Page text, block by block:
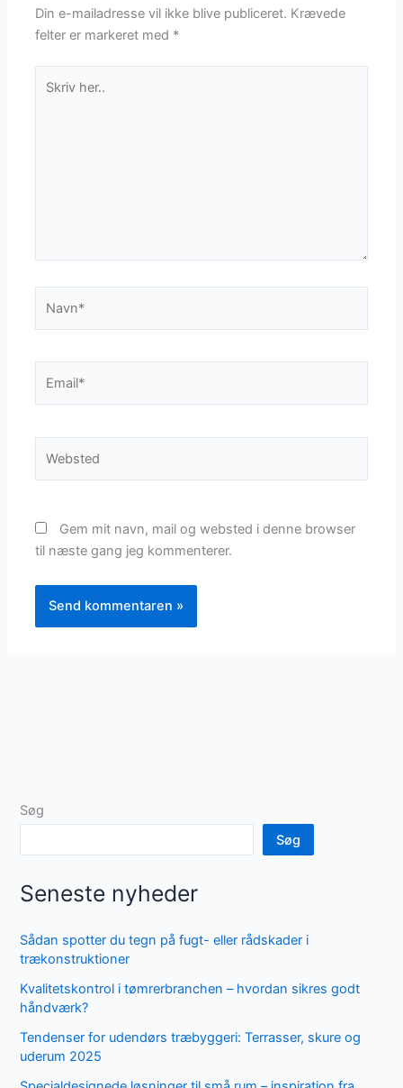
Din e-mailadresse vil ikke blive publiceret. Krævede
felter er markeret med *
her..
Gem mit navn, mail og websted i denne browser
til næste gang jeg kommenterer.
Søg
Søg
Seneste nyheder
Sådan spotter du tegn på fugt- eller rådskader i
trækonstruktioner
Kvalitetskontrol i tømrerbranchen – hvordan sikres godt
håndværk?
Tendenser for udendørs træbyggeri: Terrasser, skure og
uderum 2025